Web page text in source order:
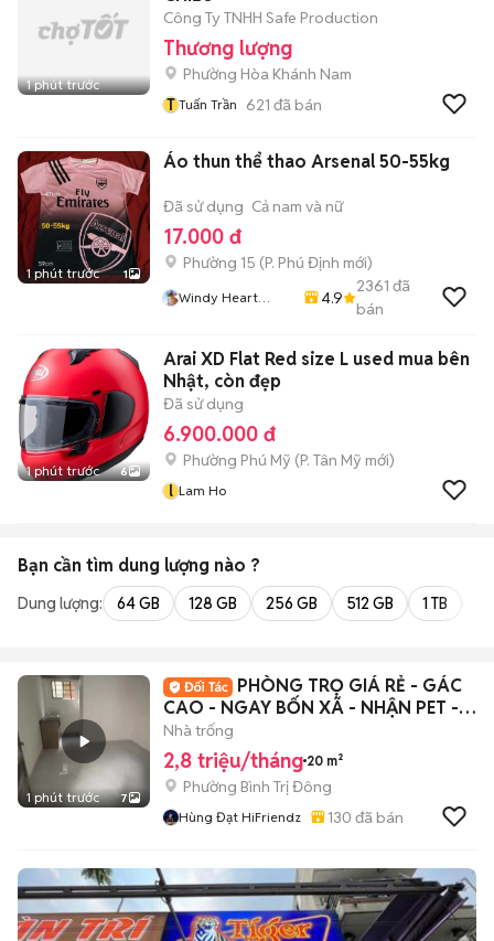
1 phút trước
Công Ty TNHH Safe Production
Thương lượng
Phường Hòa Khánh Nam
T Tuấn Trần 621 đã bán
1 phút trước 1
Áo thun thể thao Arsenal 50-55kg
Đã sử dụng Cả nam và nữ
17.000 đ
Phường 15 (P. Phú Định mới)
Windy Heart
4.9
2361 đã
bán
1 phút trước 6
Arai XD Flat Red size L used mua bên
Nhật, còn đẹp
Đã sử dụng
6.900.000 đ
Phường Phú Mỹ (P. Tân Mỹ mới)
l Lam Ho
Bạn cần tìm dung lượng nào ?
Dung lượng: 64 GB 128 GB 256 GB 512 GB 1 TB
1 phút trước 7
PHÒNG TRỌ GIÁ RẺ - GÁC
CAO - NGAY BỐN XÃ - NHẬN PET -
XE ĐIỆN - 5P HIU
Nhà trống
2,8 triệu/tháng 20 m²
Phường Bình Trị Đông
Hùng Đạt HiFriendz 130 đã bán